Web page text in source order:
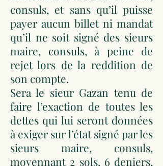
consuls, et sans qu’il puisse
payer aucun billet ni mandat
qu’il ne soit signé des sieurs
maire, consuls, à peine de
rejet lors de la reddition de
son compte.
Sera le sieur Gazan tenu de
faire l’exaction de toutes les
dettes qui lui seront données
à exiger sur l’état signé par les
sieurs maire, consuls,
moyennant 2 sols, 6 deniers,